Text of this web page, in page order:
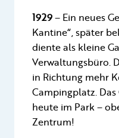
1929– Ein neues
Kantine“, später
diente als kleine
Verwaltungsbüro.
in Richtung mehr
Campingplatz.
heute im Park –
Zentrum!